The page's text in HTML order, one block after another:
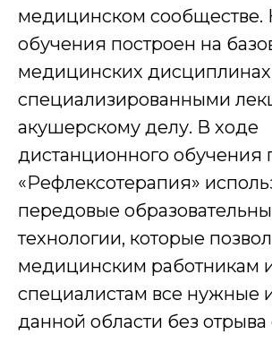
медицинском сообществе.
обучения построен на
медицинских
специализированными
акушерскому делу. В ходе
дистанционного
«Рефлексотерапия»
передовые
технологии, которые
медицинским работникам
специалистам все нужные
данной области без отрыва